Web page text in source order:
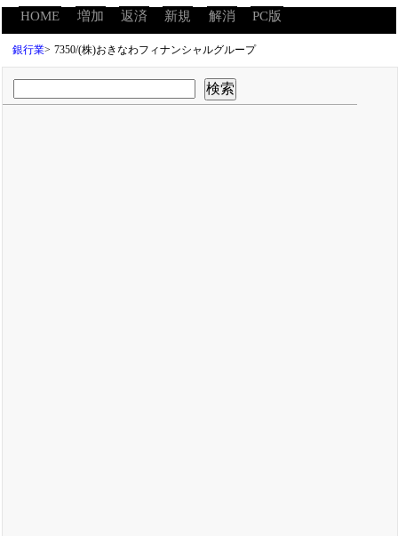
HOME 増加 返済 新規 解消 PC版
銀行業> 7350/(株)おきなわフィナンシャルグループ